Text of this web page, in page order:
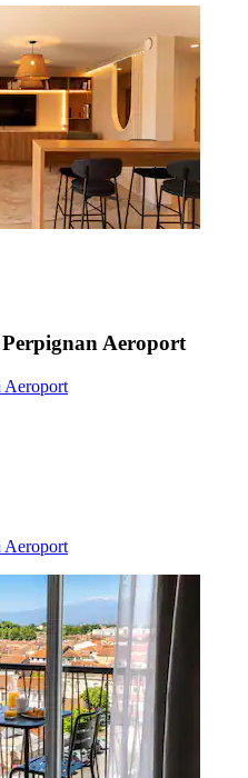
Aeroport
Aeroport
Aeroport